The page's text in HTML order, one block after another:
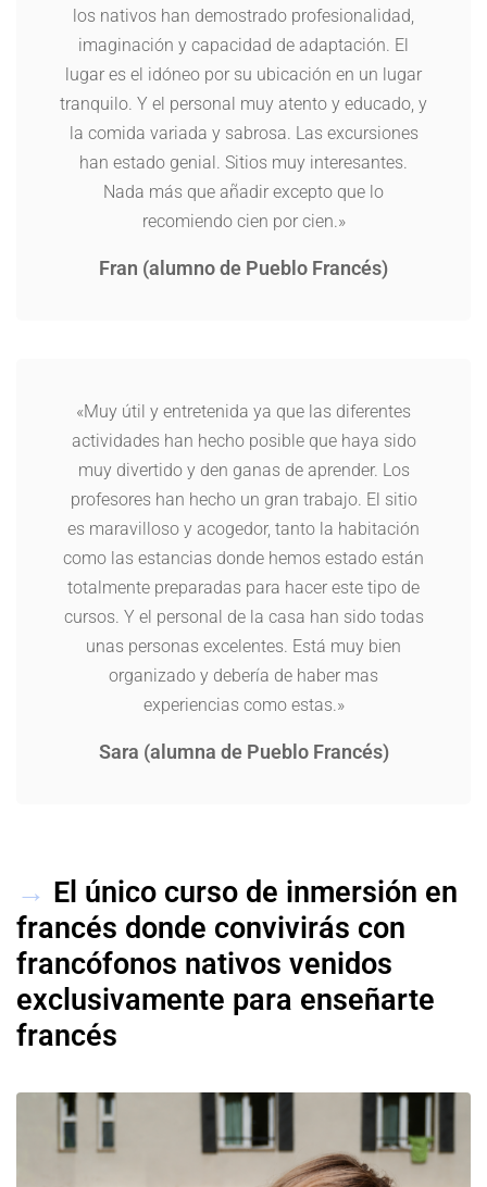
los nativos han demostrado profesionalidad,
imaginación y capacidad de adaptación. El
lugar es el idóneo por su ubicación en un lugar
tranquilo. Y el personal muy atento y educado, y
la comida variada y sabrosa. Las excursiones
han estado genial. Sitios muy interesantes.
Nada más que añadir excepto que lo
recomiendo cien por cien.»
Fran (alumno de Pueblo Francés)
«Muy útil y entretenida ya que las diferentes
actividades han hecho posible que haya sido
muy divertido y den ganas de aprender. Los
profesores han hecho un gran trabajo. El sitio
es maravilloso y acogedor, tanto la habitación
como las estancias donde hemos estado están
totalmente preparadas para hacer este tipo de
cursos. Y el personal de la casa han sido todas
unas personas excelentes. Está muy bien
organizado y debería de haber mas
experiencias como estas.»
Sara (alumna de Pueblo Francés)
→ El único curso de inmersión en
francés donde convivirás con
francófonos nativos venidos
exclusivamente para enseñarte
francés